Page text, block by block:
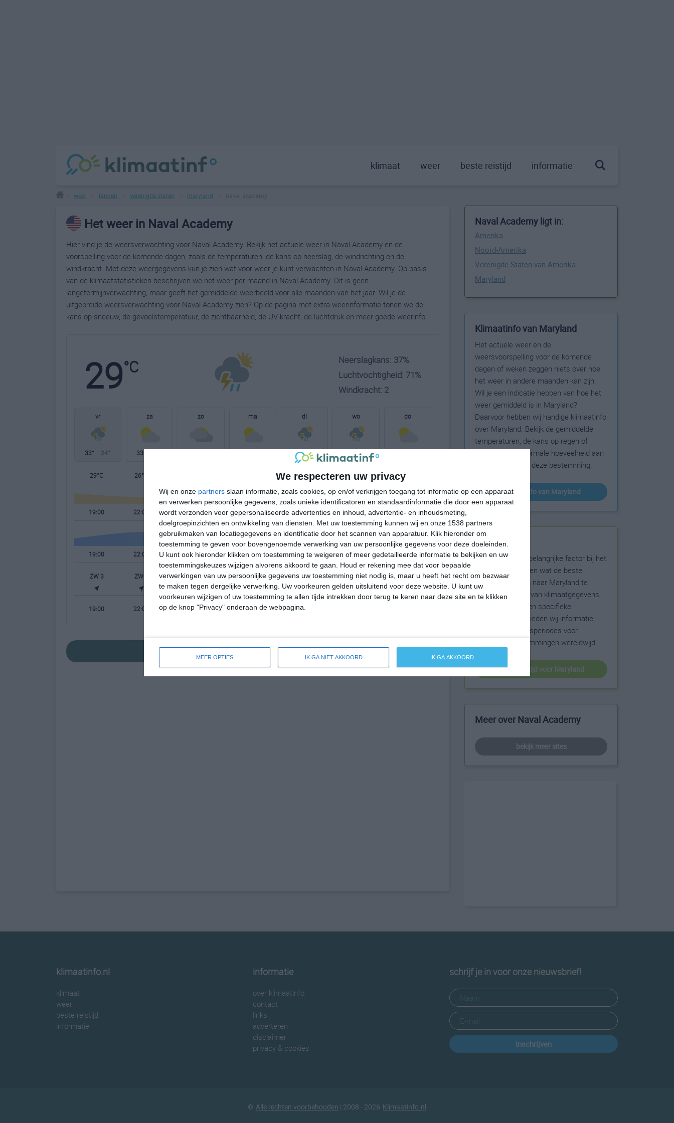
We respecteren uw privacy
Wij en onze partners slaan informatie, zoals cookies, op en/of verkrijgen toegang tot informatie op een apparaat
en verwerken persoonlijke gegevens, zoals unieke identificatoren en standaardinformatie die door een apparaat
wordt verzonden voor gepersonaliseerde advertenties en inhoud, advertentie- en inhoudsmeting,
doelgroepinzichten en ontwikkeling van diensten.
Met uw toestemming kunnen wij en onze 1538 partners
gebruikmaken van locatiegegevens en identificatie door het scannen van apparatuur. Klik hieronder om
toestemming te geven voor bovengenoemde verwerking van uw persoonlijke gegevens voor deze doeleinden.
U kunt ook hieronder klikken om toestemming te weigeren of meer gedetailleerde informatie te bekijken en uw
toestemmingskeuzes wijzigen alvorens akkoord te gaan.
Houd er rekening mee dat voor bepaalde
verwerkingen van uw persoonlijke gegevens uw toestemming niet nodig is, maar u heeft het recht om bezwaar
te maken tegen dergelijke verwerking. Uw voorkeuren gelden uitsluitend voor deze website. U kunt uw
voorkeuren wijzigen of uw toestemming te allen tijde intrekken door terug te keren naar deze site en te klikken
op de knop "Privacy" onderaan de webpagina.
MEER OPTIES IK GA NIET AKKOORD IK GA AKKOORD
klimaat weer beste reistijd informatie
weer landen verenigde staten maryland
Het weer in Naval Academy
Hier vind je de weersverwachting voor Naval Academy. Bekijk het actuele weer in Naval Academy en de
voorspelling voor de komende dagen, zoals de temperaturen, de kans op neerslag, de windrichting en de
windkracht. Met deze weergegevens kun je zien wat voor weer je kunt verwachten in Naval Academy. Op basis
van de klimaatstatistieken beschrijven we het weer per maand in Naval Academy. Dit is geen
langetermijnverwachting, maar geeft het gemiddelde weerbeeld voor alle maanden van het jaar. Wil je de
uitgebreide weersverwachting voor Naval Academy zien? Op de pagina met extra weerinformatie tonen we de
kans op sneeuw, de gevoelstemperatuur, de zichtbaarheid, de UV-kracht, de luchtdruk en meer goede weerinfo.
29°C
Neerslagkans: 37%
Luchtvochtigheid: 71%
Windkracht: 2
vr
33° 24°
za
33°
zo ma di
34° 25°
wo
24°
do
29°C 26°C 24°C 29°C 32°C 33°C
19:00 22:00 01:00 04:00 07:00 10:00 13:00 16:00
19:00 22:00 01:00 04:00 07:00 10:00 13:00 16:00
ZW 3 ZW 2 WZW 2 WZW 2 ZW 2 ZW 2 Z 3 Z 3
19:00 22:00 01:00 04:00 07:00
bekijk de uitgebreide weersverwachting voor Naval Academy
Naval Academy ligt in:
Amerika
Noord-Amerika
Verenigde Staten van Amerika
Maryland
Klimaatinfo van Maryland
Het actuele weer en de
weersvoorspelling voor de komende
dagen of weken zeggen niets over hoe
het weer in andere maanden kan zijn.
Wil je een indicatie hebben van hoe het
weer gemiddeld is in Maryland?
Daarvoor hebben wij handige klimaatinfo
over Maryland. Bekijk de gemiddelde
temperaturen, de kans op regen of
sneeuw en de normale hoeveelheid aan
zonneschijn voor deze bestemming.
klimaatinfo van Maryland
Beste reistijd
Het weer is een belangrijke factor bij het
reizen. Wil je weten wat de beste
maanden zijn om naar Maryland te
reizen? Op basis van klimaatgegevens,
weersextremen en specifieke
weerinformatie bieden wij informatie
over de beste reisperiodes voor
duizenden bestemmingen wereldwijd.
beste reistijd voor Maryland
Meer over Naval Academy
bekijk meer sites
klimaatinfo.nl
klimaat
weer
beste reistijd
informatie
informatie
over klimaatinfo
contact
links
adverteren
disclaimer
privacy & cookies
schrijf je in voor onze nieuwsbrief!
Inschrijven
© Alle rechten voorbehouden | 2008 - 2026 Klimaatinfo.nl